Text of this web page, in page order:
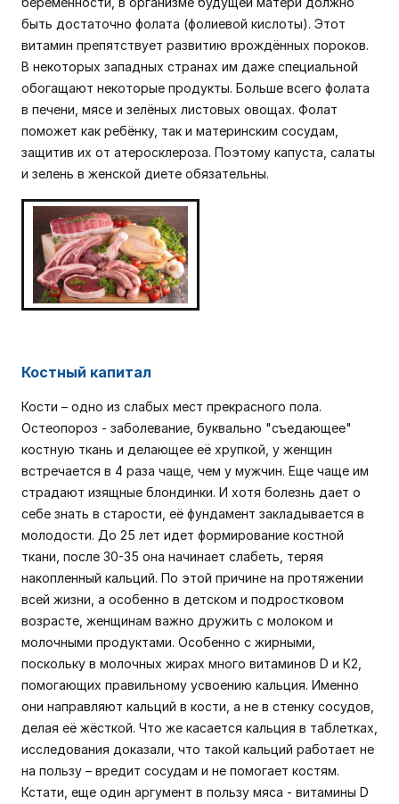
быть достаточно фолата (фолиевой кислоты). Этот
витамин препятствует развитию врождённых пороков.
В некоторых западных странах им даже специальной
обогащают некоторые продукты. Больше всего фолата
в печени, мясе и зелёных листовых овощах. Фолат
поможет как ребёнку, так и материнским сосудам,
защитив их от атеросклероза. Поэтому капуста, салаты
и зелень в женской диете обязательны.
Костный капитал
Кости – одно из слабых мест прекрасного пола.
Остеопороз - заболевание, буквально "съедающее"
костную ткань и делающее её хрупкой, у женщин
встречается в 4 раза чаще, чем у мужчин. Еще чаще им
страдают изящные блондинки. И хотя болезнь дает о
себе знать в старости, её фундамент закладывается в
молодости. До 25 лет идет формирование костной
ткани, после 30-35 она начинает слабеть, теряя
накопленный кальций. По этой причине на протяжении
всей жизни, а особенно в детском и подростковом
возрасте, женщинам важно дружить с молоком и
молочными продуктами. Особенно с жирными,
поскольку в молочных жирах много витаминов D и К2,
помогающих правильному усвоению кальция. Именно
они направляют кальций в кости, а не в стенку сосудов,
делая её жёсткой. Что же касается кальция в таблетках,
исследования доказали, что такой кальций работает не
на пользу – вредит сосудам и не помогает костям.
Кстати, еще один аргумент в пользу мяса - витамины D